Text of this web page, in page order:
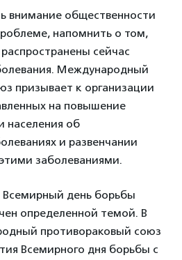
внимание общественности
напомнить о том,
сейчас
Международный
призывает к организации
на повышение
населения об
и развенчании
заболеваниями.
Всемирный день борьбы
определенной темой. В
противораковый союз
Всемирного дня борьбы с